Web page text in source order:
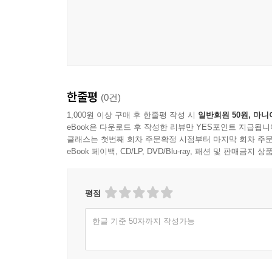
한줄평 (0건)
1,000원 이상 구매 후 한줄평 작성 시 일반회원 50원, 마니
eBook은 다운로드 후 작성한 리뷰만 YES포인트 지급됩니
클래스는 첫번째 회차 주문확정 시점부터 마지막 회차 주
eBook 페이백, CD/LP, DVD/Blu-ray, 패션 및 판매금지 상
평점
한글 기준 50자까지 작성가능